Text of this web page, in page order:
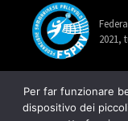
2021,
+378 0549
Per far funzionare
dispositivo dei